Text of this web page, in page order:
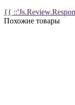
{{
Похожие товары